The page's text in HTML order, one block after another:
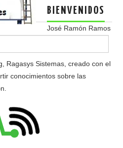
BIENVENIDOS
José Ramón Ramos
Ragasys Sistemas, creado con el
conocimientos sobre las